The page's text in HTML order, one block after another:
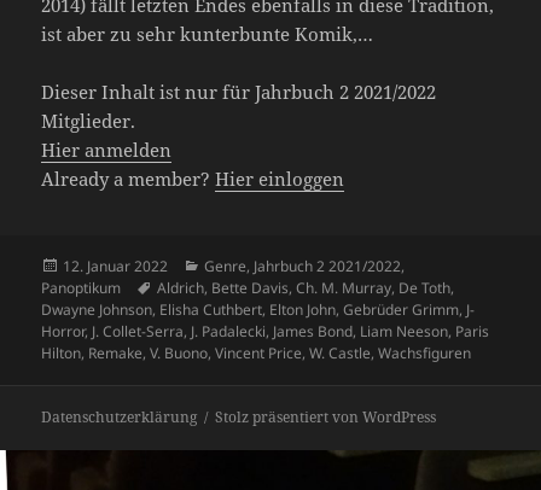
2014) fällt letzten Endes ebenfalls in diese Tradition,
ist aber zu sehr kunterbunte Komik,…
Dieser Inhalt ist nur für Jahrbuch 2 2021/2022
Mitglieder.
Hier anmelden
Already a member?Hier einloggen
Veröffentlicht
am
12. Januar 2022 Kategorien
Genre, Jahrbuch 2 2021/2022,
Panoptikum
Schlagwörter
Aldrich, Bette Davis,Ch. M. Murray, De Toth,
Dwayne Johnson, Elisha Cuthbert, Elton John,Gebrüder Grimm, J-
Horror, J. Collet-Serra, J. Padalecki, James Bond, Liam Neeson, Paris
Hilton, Remake,V. Buono,Vincent Price,W. Castle,Wachsfiguren
Datenschutzerklärung Stolz präsentiert von WordPress